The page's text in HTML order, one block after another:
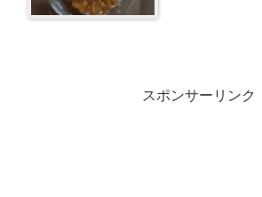
スポンサーリンク